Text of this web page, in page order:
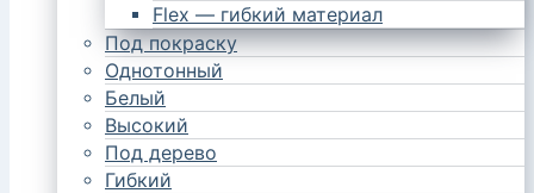
Flex — гибкий материал
Под покраску
Однотонный
Белый
Высокий
Под дерево
Гибкий